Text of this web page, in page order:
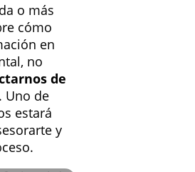
o más
cómo
en
no
de
. Uno de
estará
y